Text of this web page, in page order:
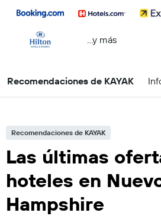
...y más
Recomendaciones de KAYAK
Recomendaciones de KAYAK
Las últimas
hoteles en
Hampshire